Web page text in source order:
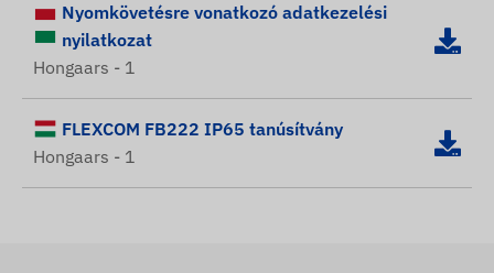
Nyomkövetésre vonatkozó adatkezelési
nyilatkozat
Hongaars - 1
FLEXCOM FB222 IP65 tanúsítvány
Hongaars - 1